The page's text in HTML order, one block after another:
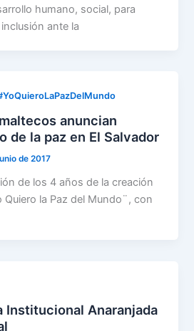
humano, social, para
ante la
anuncian
de la paz en El Salvador
de 2017
de los 4 años de la creación
la Paz del Mundo¨, con
Institucional Anaranjada